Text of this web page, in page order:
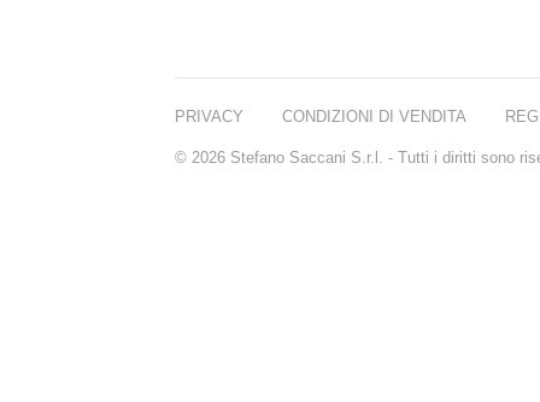
PRIVACY CONDIZIONI DI VENDITA
© 2026 Stefano Saccani S.r.l. - Tutti i diritti sono